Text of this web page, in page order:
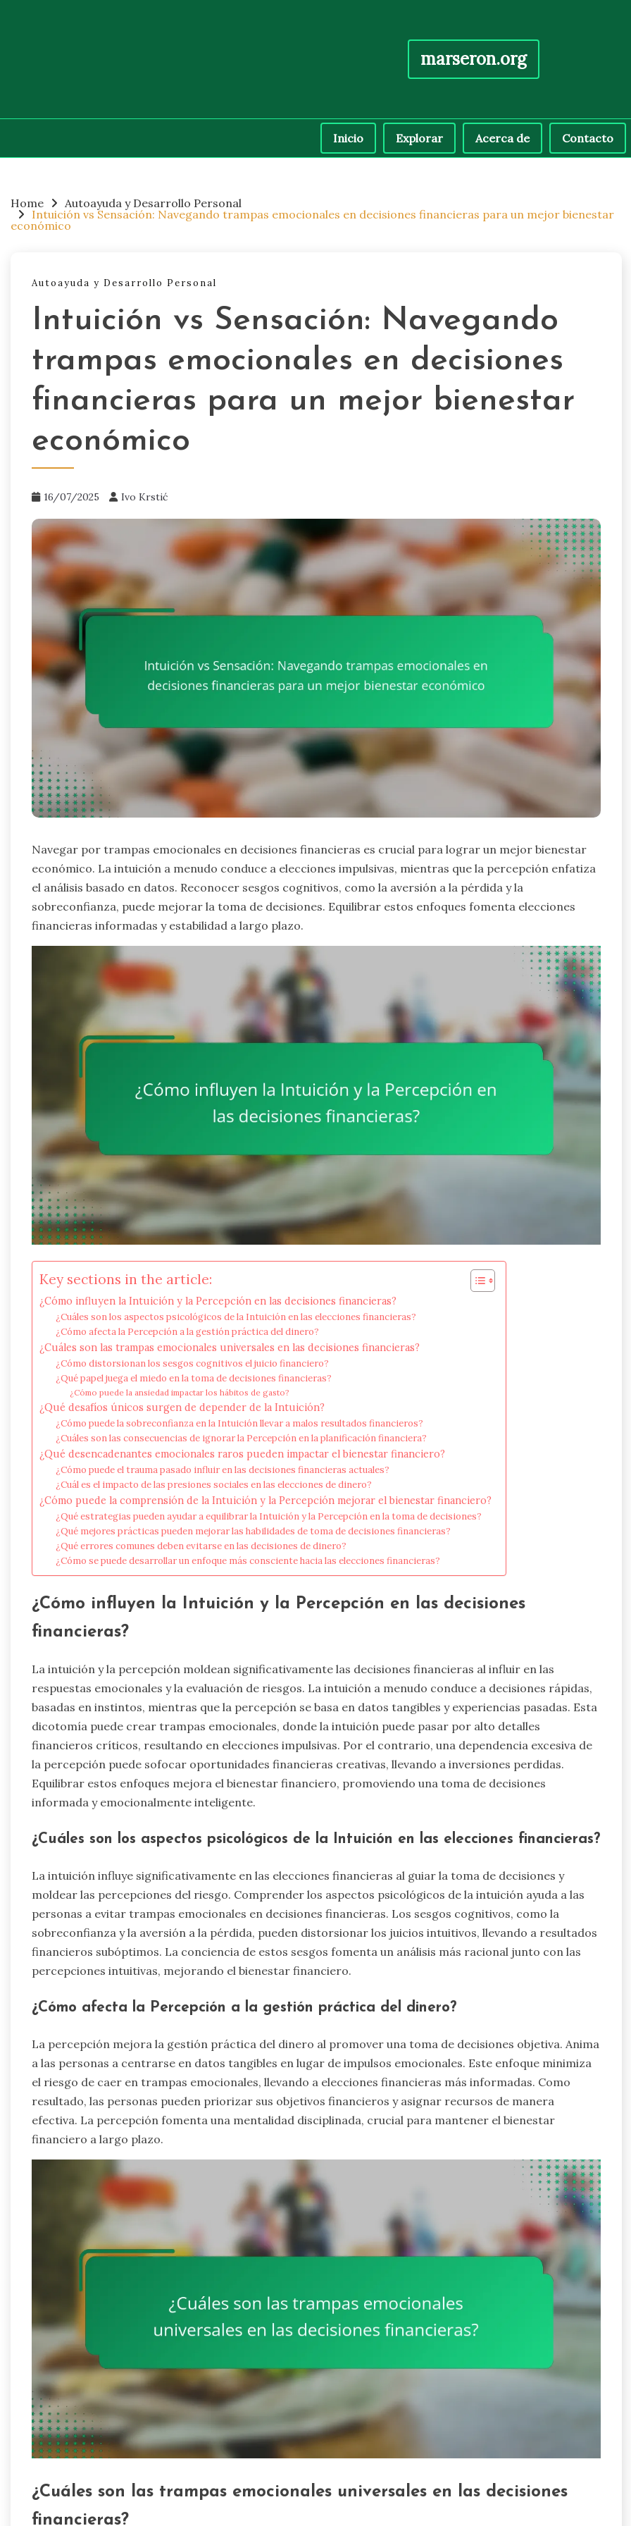
marseron.org
Inicio Explorar Acerca de
Contacto
content
Home
Autoayuda y Desarrollo Personal
Intuición vs Sensación: Navegando trampas emocionales en decisiones financieras para un mejor bienestar
económico
Autoayuda y Desarrollo Personal
Intuición vs Sensación: Navegando
trampas emocionales en decisiones
financieras para un mejor bienestar
económico
16/07/2025 Ivo Krstić
Navegar por trampas emocionales en decisiones financieras es crucial para lograr un mejor bienestar
económico. La intuición a menudo conduce a elecciones impulsivas, mientras que la percepción enfatiza
el análisis basado en datos. Reconocer sesgos cognitivos, como la aversión a la pérdida y la
sobreconfianza, puede mejorar la toma de decisiones. Equilibrar estos enfoques fomenta elecciones
financieras informadas y estabilidad a largo plazo.
Key sections in the article:
¿Cómo influyen la Intuición y la Percepción en las decisiones financieras?
¿Cuáles son los aspectos psicológicos de la Intuición en las elecciones financieras?
¿Cómo afecta la Percepción a la gestión práctica del dinero?
¿Cuáles son las trampas emocionales universales en las decisiones financieras?
¿Cómo distorsionan los sesgos cognitivos el juicio financiero?
¿Qué papel juega el miedo en la toma de decisiones financieras?
¿Cómo puede la ansiedad impactar los hábitos de gasto?
¿Qué desafíos únicos surgen de depender de la Intuición?
¿Cómo puede la sobreconfianza en la Intuición llevar a malos resultados financieros?
¿Cuáles son las consecuencias de ignorar la Percepción en la planificación financiera?
¿Qué desencadenantes emocionales raros pueden impactar el bienestar financiero?
¿Cómo puede el trauma pasado influir en las decisiones financieras actuales?
¿Cuál es el impacto de las presiones sociales en las elecciones de dinero?
¿Cómo puede la comprensión de la Intuición y la Percepción mejorar el bienestar financiero?
¿Qué estrategias pueden ayudar a equilibrar la Intuición y la Percepción en la toma de decisiones?
¿Qué mejores prácticas pueden mejorar las habilidades de toma de decisiones financieras?
¿Qué errores comunes deben evitarse en las decisiones de dinero?
¿Cómo se puede desarrollar un enfoque más consciente hacia las elecciones financieras?
¿Cómo influyen la Intuición y la Percepción en las decisiones
financieras?
La intuición y la percepción moldean significativamente las decisiones financieras al influir en las
respuestas emocionales y la evaluación de riesgos. La intuición a menudo conduce a decisiones rápidas,
basadas en instintos, mientras que la percepción se basa en datos tangibles y experiencias pasadas. Esta
dicotomía puede crear trampas emocionales, donde la intuición puede pasar por alto detalles
financieros críticos, resultando en elecciones impulsivas. Por el contrario, una dependencia excesiva de
la percepción puede sofocar oportunidades financieras creativas, llevando a inversiones perdidas.
Equilibrar estos enfoques mejora el bienestar financiero, promoviendo una toma de decisiones
informada y emocionalmente inteligente.
¿Cuáles son los aspectos psicológicos de la Intuición en las elecciones financieras?
La intuición influye significativamente en las elecciones financieras al guiar la toma de decisiones y
moldear las percepciones del riesgo. Comprender los aspectos psicológicos de la intuición ayuda a las
personas a evitar trampas emocionales en decisiones financieras. Los sesgos cognitivos, como la
sobreconfianza y la aversión a la pérdida, pueden distorsionar los juicios intuitivos, llevando a resultados
financieros subóptimos. La conciencia de estos sesgos fomenta un análisis más racional junto con las
percepciones intuitivas, mejorando el bienestar financiero.
¿Cómo afecta la Percepción a la gestión práctica del dinero?
La percepción mejora la gestión práctica del dinero al promover una toma de decisiones objetiva. Anima
a las personas a centrarse en datos tangibles en lugar de impulsos emocionales. Este enfoque minimiza
el riesgo de caer en trampas emocionales, llevando a elecciones financieras más informadas. Como
resultado, las personas pueden priorizar sus objetivos financieros y asignar recursos de manera
efectiva. La percepción fomenta una mentalidad disciplinada, crucial para mantener el bienestar
financiero a largo plazo.
¿Cuáles son las trampas emocionales universales en las decisiones
financieras?